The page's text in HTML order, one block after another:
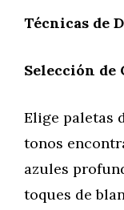
Técnicas de
Selección de
Elige paletas
tonos
azules
toques de